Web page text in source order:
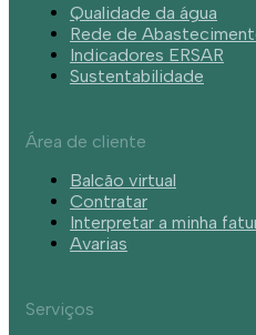
Qualidade da água
Rede de
Indicadores ERSAR
Sustentabilidade
Área de cliente
Balcão virtual
Contratar
Interpretar a minha
Avarias
Serviços